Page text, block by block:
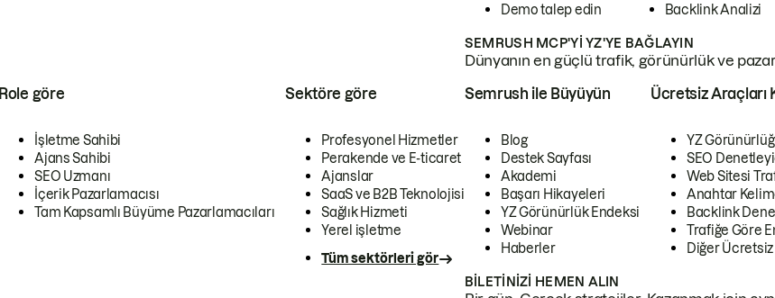
Demo talep edin
Backlink Analizi
SEMRUSH MCP'YI YZ'YE BAĞLAYIN
Dünyanın en güçlü trafik, görünürlük ve
Role göre
İşletme Sahibi
Ajans Sahibi
SEO Uzmanı
İçerik Pazarlamacısı
Tam Kapsamlı Büyüme Pazarlamacıları
Sektöre göre
Profesyonel Hizmetler
Perakende ve E-ticaret
Ajanslar
SaaS ve B2B Teknolojisi
Sağlık Hizmeti
Yerel işletme
Tüm sektörleri gör
Semrush ile Büyüyün
Blog
Destek Sayfası
Akademi
Başarı Hikayeleri
YZ Görünürlük Endeksi
Webinar
Haberler
Ücretsiz Araçları
YZ
SEO
Web Sitesi
Anahtar
Backlink
Trafiğe Göre
Diğer
BILETINIZI HEMEN ALIN